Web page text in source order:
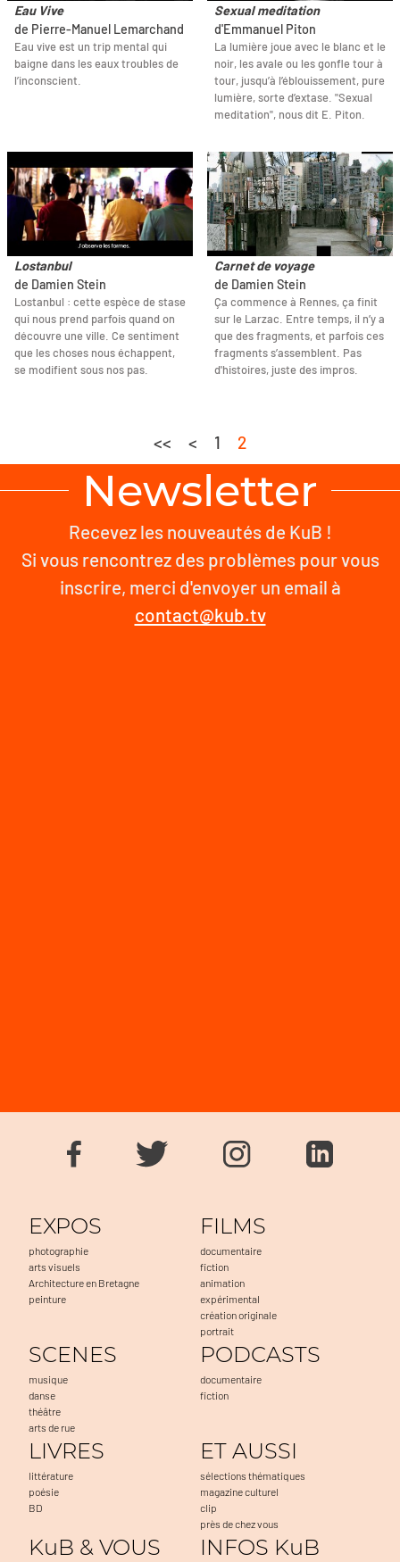
Eau Vive
de Pierre-Manuel Lemarchand
Eau vive est un trip mental qui
baigne dans les eaux troubles de
l’inconscient.
Sexual meditation
d'Emmanuel Piton
La lumière joue avec le blanc et le
noir, les avale ou les gonfle tour à
tour, jusqu’à l’éblouissement, pure
lumière, sorte d’extase. "Sexual
meditation", nous dit E. Piton.
Lostanbul
de Damien Stein
Lostanbul : cette espèce de stase
qui nous prend parfois quand on
découvre une ville. Ce sentiment
que les choses nous échappent,
se modifient sous nos pas.
Carnet de voyage
de Damien Stein
Ça commence à Rennes, ça finit
sur le Larzac. Entre temps, il n’y a
que des fragments, et parfois ces
fragments s’assemblent. Pas
d'histoires, juste des impros.
<< < 1 2
Newsletter
Recevez les nouveautés de KuB !
Si vous rencontrez des problèmes pour vous
inscrire, merci d'envoyer un email à
contact@kub.tv
EXPOS
photographie
arts visuels
Architecture en Bretagne
peinture
FILMS
documentaire
fiction
animation
expérimental
création originale
portrait
SCENES
musique
danse
théâtre
arts de rue
PODCASTS
documentaire
fiction
LIVRES
littérature
poésie
BD
ET AUSSI
sélections thématiques
magazine culturel
clip
près de chez vous
KuB & VOUS INFOS KuB